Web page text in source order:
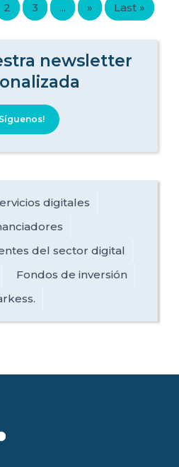
2 3 ... » Last »
newsletter
digitales
del sector digital
Fondos de inversión